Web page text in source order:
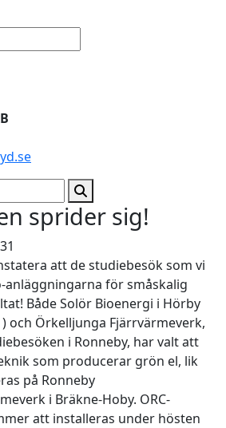
sprider sig!
att de studiebesök som vi
för småskalig
Både Solör Bioenergi i Hörby
och Örkelljunga Fjärrvärmeverk,
i Ronneby, har valt att
som producerar grön el, lik
på Ronneby
i Bräkne-Hoby. ORC-
att installeras under hösten